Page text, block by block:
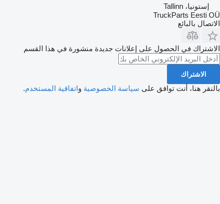
إستونيا، Tallinn
TruckParts Eesti OÜ
الاتصال بالبائع
الاشتراك في الحصول على إعلانات جديدة منشورة في هذا القسم
الاشتراك
بالنقر هنا، أنت توافق على سياسة الخصوصية واتفاقية المستخدم.